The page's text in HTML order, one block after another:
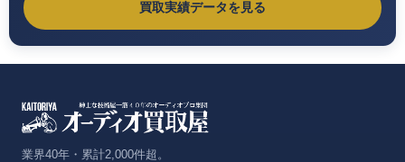
買取実績データを見る
業界40年・累計2,000件超。